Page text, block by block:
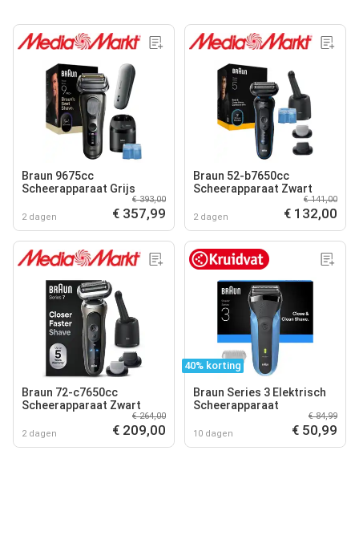
Braun 9675cc
Scheerapparaat Grijs
2 dagen
€ 393,00
€ 357,99
Braun 52-b7650cc
Scheerapparaat Zwart
2 dagen
€ 141,00
€ 132,00
Braun 72-c7650cc
Scheerapparaat Zwart
2 dagen
€ 264,00
€ 209,00
40% korting
Braun Series 3 Elektrisch
Scheerapparaat
10 dagen
€ 84,99
€ 50,99